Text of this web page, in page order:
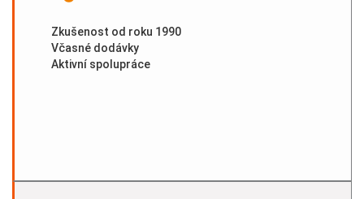
Zkušenost od roku 1990
Včasné dodávky
Aktivní spolupráce